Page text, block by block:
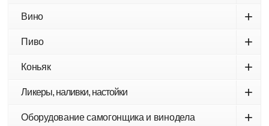
Вино +
Пиво +
Коньяк +
Ликеры, наливки, настойки +
Оборудование самогонщика и винодела +